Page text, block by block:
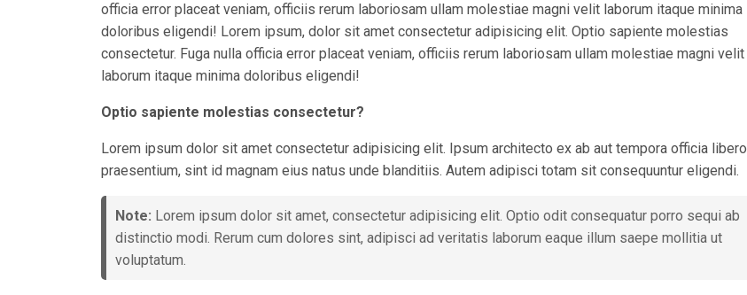
officia error placeat veniam, officiis rerum laboriosam ullam molestiae magni velit laborum itaque minima
doloribus eligendi! Lorem ipsum, dolor sit amet consectetur adipisicing elit. Optio sapiente molestias
consectetur. Fuga nulla officia error placeat veniam, officiis rerum laboriosam ullam molestiae magni velit
laborum itaque minima doloribus eligendi!
Optio sapiente molestias consectetur?
Lorem ipsum dolor sit amet consectetur adipisicing elit. Ipsum architecto ex ab aut tempora officia libero
praesentium, sint id magnam eius natus unde blanditiis. Autem adipisci totam sit consequuntur eligendi.
Note: Lorem ipsum dolor sit amet, consectetur adipisicing elit. Optio odit consequatur porro sequi ab
distinctio modi. Rerum cum dolores sint, adipisci ad veritatis laborum eaque illum saepe mollitia ut
voluptatum.